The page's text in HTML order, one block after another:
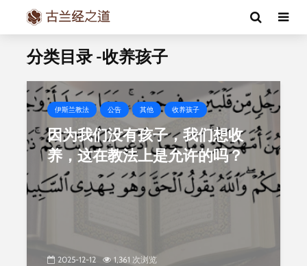
分类目录 -收养孩子
伊斯兰教法 公告 其他 收养孩子
因为我们没有孩子，我们想收
养，这在教法上是允许的吗？
2025-12-12 1,361 次浏览